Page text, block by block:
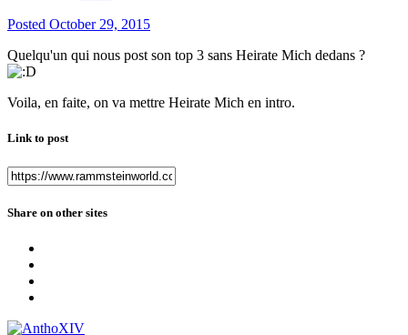
Posted October 29, 2015
Quelqu'un qui nous post son top 3 sans Heirate Mich dedans ?
Voila, en faite, on va mettre Heirate Mich en intro.
Link to post
Share on other sites